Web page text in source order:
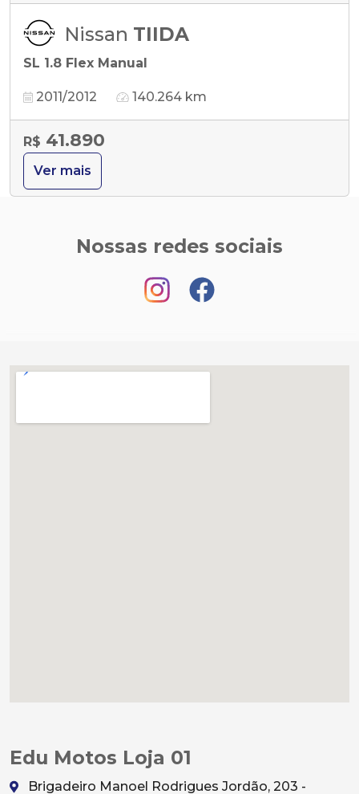
Nissan TIIDA
SL 1.8 Flex Manual
2011/2012 140.264 km
R$ 41.890
Ver mais
Nossas redes sociais
Edu Motos Loja 01
Brigadeiro Manoel Rodrigues Jordão, 203 -